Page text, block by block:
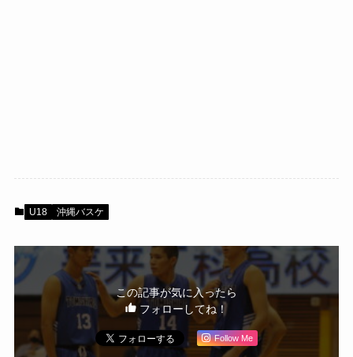
U18 沖縄バスケ
この記事が気に入ったら
フォローしてね！
Follow Me